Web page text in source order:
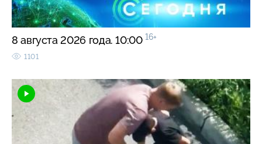
8 августа 2026 года. 10:00 16+
1101